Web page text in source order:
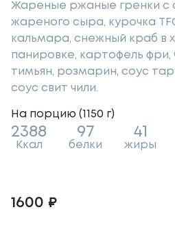
Жареные ржаные гренки с
жареного сыра, курочка
кальмара, снежный краб в
панировке, картофель фри,
тимьян, розмарин, соус
соус свит чили.
На порцию (1150 г)
2388
Ккал
97
белки
41
жиры
1600 ₽